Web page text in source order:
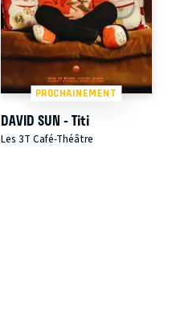
PROCHAINEMENT
DAVID SUN - Titi
Les 3T Café-Théâtre